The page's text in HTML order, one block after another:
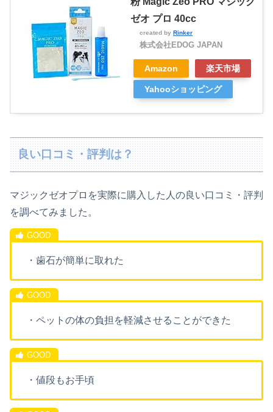
ゼオ プロ 40cc
created by Rinker
株式会社EDOG JAPAN
Amazon 楽天市場
Yahooショッピング
良い口コミ・評判は？
マジックゼオプロを実際に購入した人の良い口コミ・評判
を調べてみました。
・歯石が簡単に取れた
・ペットの体の負担を軽減させることができた
・値段もお手頃